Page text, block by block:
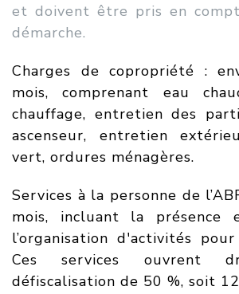
et doivent être pris en
démarche.
Charges de copropriété :
mois, comprenant eau
chauffage, entretien des
ascenseur, entretien
vert, ordures ménagères.
Services à la personne de
mois, incluant la présence
l’organisation d'activités
Ces services ouvrent
défiscalisation de 50 %, soit